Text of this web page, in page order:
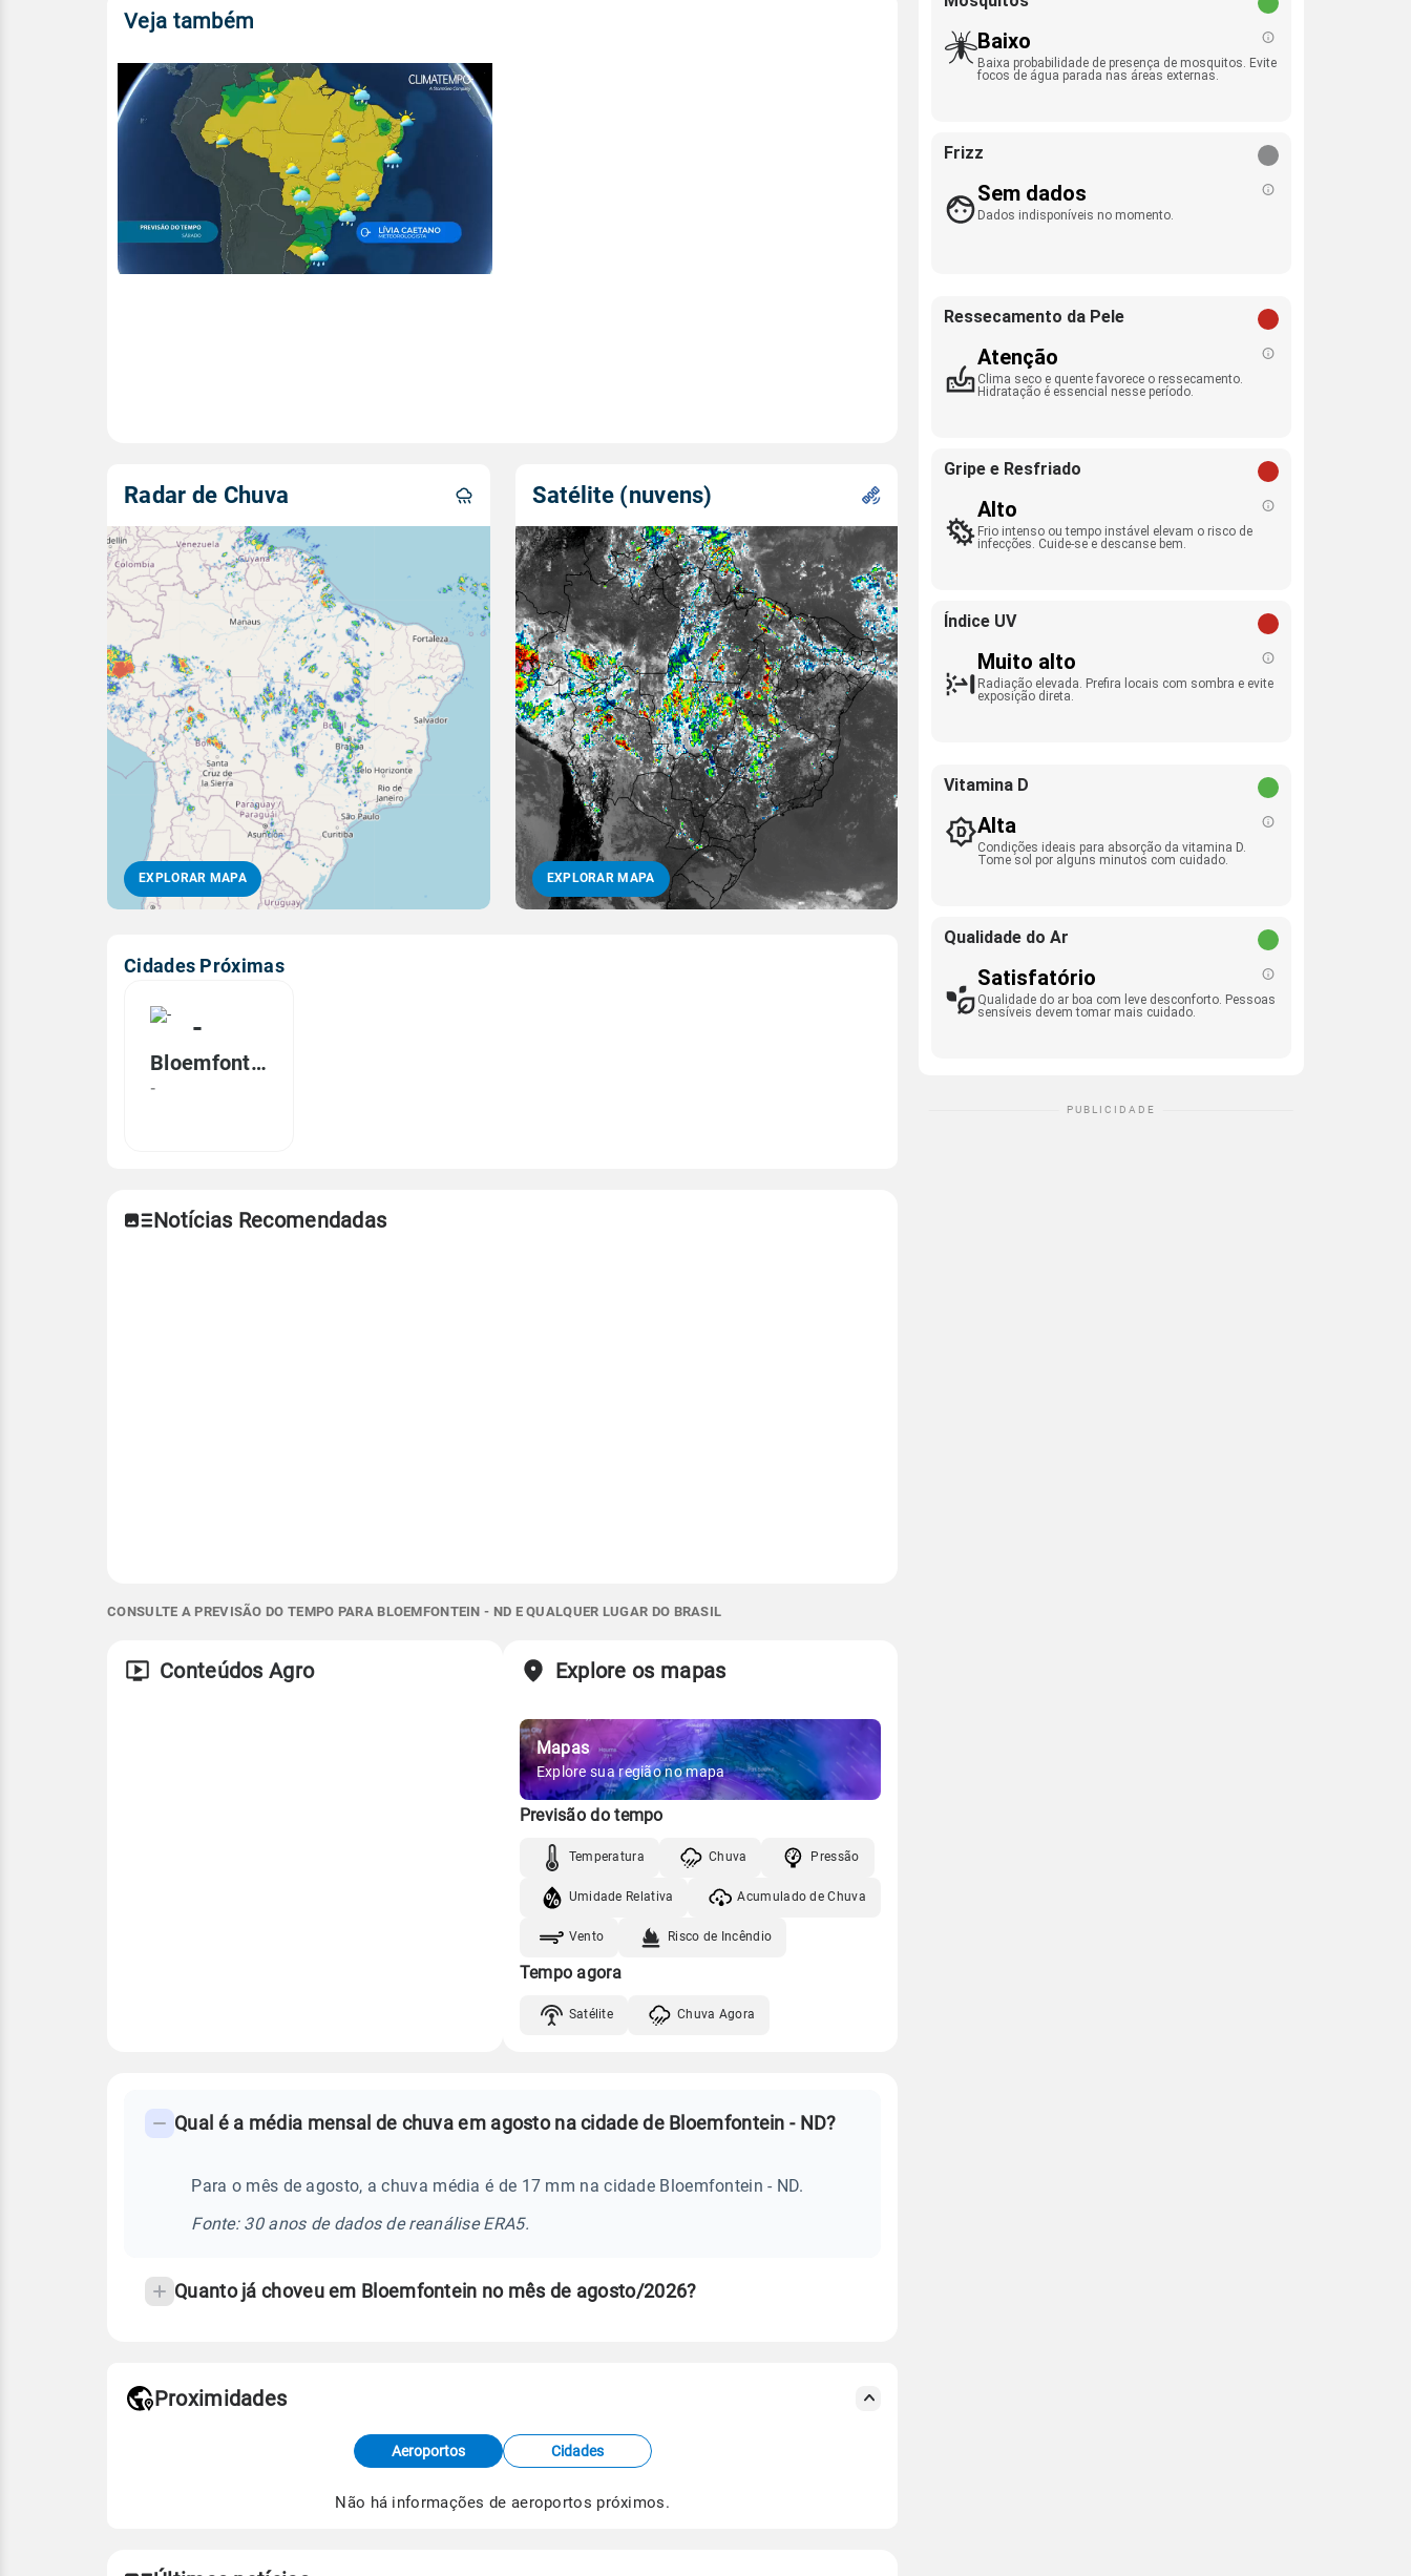
Veja também
Radar de Chuva
EXPLORAR MAPA
Satélite (nuvens)
EXPLORAR MAPA
Cidades Próximas
-
Bloemfontein, ND
-
Notícias Recomendadas
CONSULTE A PREVISÃO DO TEMPO PARA BLOEMFONTEIN - ND E QUALQUER LUGAR DO BRASIL
Conteúdos Agro Explore os mapas
Mapas
Explore sua região no mapa
Previsão do tempo
Temperatura Chuva Pressão
Umidade Relativa Acumulado de Chuva
Vento Risco de Incêndio
Tempo agora
Satélite Chuva Agora
frequentes
temperatura
Qual é a média mensal de chuva em agosto na cidade de Bloemfontein - ND?
Para o mês de agosto, a chuva média é de 17 mm na cidade Bloemfontein - ND.
Fonte: 30 anos de dados de reanálise ERA5.
Quanto já choveu em Bloemfontein no mês de agosto/2026?
de Tempo e Estudos Climáticos (CPTEC).
Proximidades
Aeroportos Cidades
Não há informações de aeroportos próximos.
Baixo
Baixa probabilidade de presença de mosquitos. Evite
focos de água parada nas áreas externas.
Frizz
Sem dados
Dados indisponíveis no momento.
Ressecamento da Pele
Atenção
Clima seco e quente favorece o ressecamento.
Hidratação é essencial nesse período.
Gripe e Resfriado
Alto
Frio intenso ou tempo instável elevam o risco de
infecções. Cuide-se e descanse bem.
Índice UV
Muito alto
Radiação elevada. Prefira locais com sombra e evite
exposição direta.
Vitamina D
Alta
Condições ideais para absorção da vitamina D.
Tome sol por alguns minutos com cuidado.
Qualidade do Ar
Satisfatório
Qualidade do ar boa com leve desconforto. Pessoas
sensíveis devem tomar mais cuidado.